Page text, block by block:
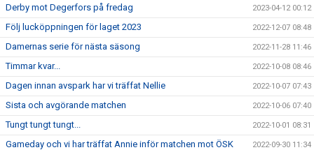
Derby mot Degerfors på fredag 2023-04-12 00:12
Följ lucköppningen för laget 2023 2022-12-07 08:48
Damernas serie för nästa säsong 2022-11-28 11:46
Timmar kvar... 2022-10-08 08:46
Dagen innan avspark har vi träffat Nellie 2022-10-07 07:43
Sista och avgörande matchen 2022-10-06 07:40
Tungt tungt tungt... 2022-10-01 08:31
Gameday och vi har träffat Annie inför matchen mot ÖSK 2022-09-30 11:34